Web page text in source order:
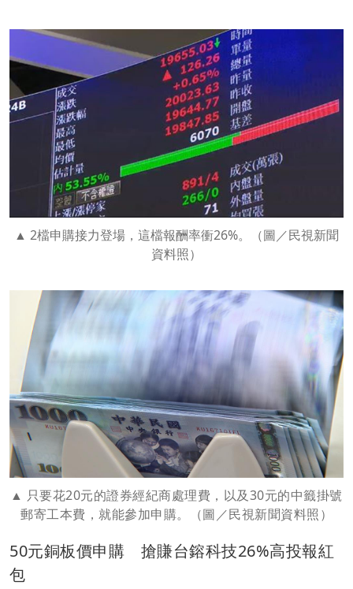
2檔申購接力登場，這檔報酬率衝26%。（圖／民視新聞
資料照）
只要花20元的證券經紀商處理費，以及30元的中籤掛號
郵寄工本費，就能參加申購。（圖／民視新聞資料照）
50元銅板價申購 搶賺台鎔科技26%高投報紅
包